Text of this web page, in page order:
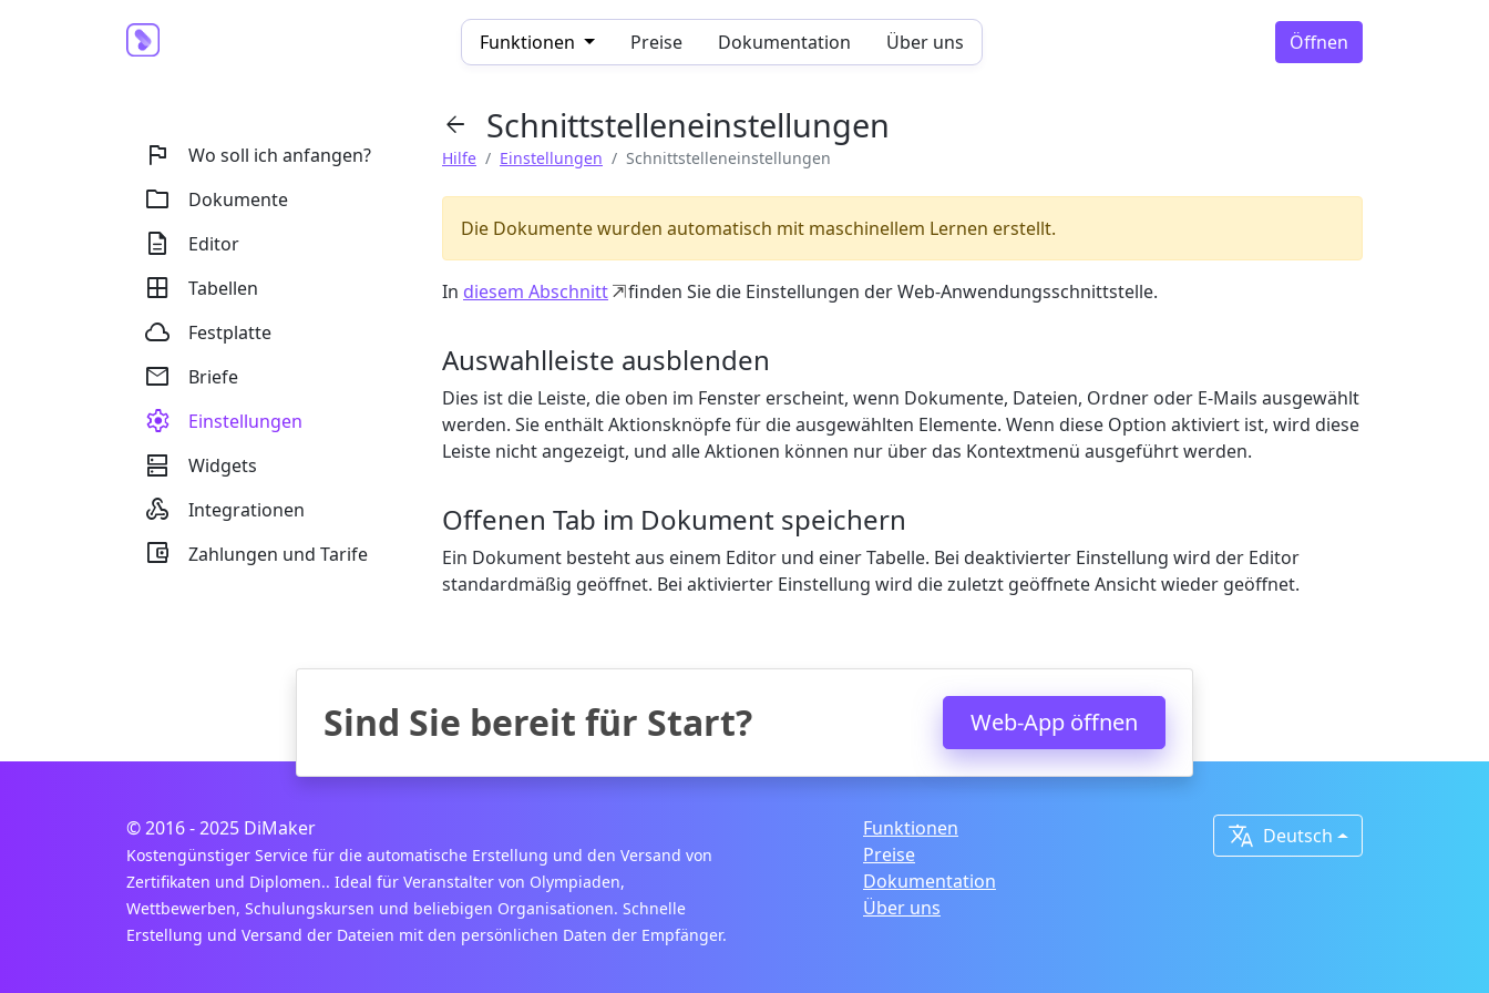
Funktionen Preise Dokumentation Über uns Öffnen
 Wo soll ich anfangen?
 Dokumente
 Editor
 Tabellen
 Festplatte
 Briefe
 Einstellungen
 Widgets
 Integrationen
 Zahlungen und Tarife
 Schnittstelleneinstellungen
Hilfe Einstellungen Schnittstelleneinstellungen
Die Dokumente wurden automatisch mit maschinellem Lernen erstellt.
In diesem Abschnitt finden Sie die Einstellungen der Web-Anwendungsschnittstelle.
Auswahlleiste ausblenden
Dies ist die Leiste, die oben im Fenster erscheint, wenn Dokumente, Dateien, Ordner oder E-Mails ausgewählt
werden. Sie enthält Aktionsknöpfe für die ausgewählten Elemente. Wenn diese Option aktiviert ist, wird diese
Leiste nicht angezeigt, und alle Aktionen können nur über das Kontextmenü ausgeführt werden.
Offenen Tab im Dokument speichern
Ein Dokument besteht aus einem Editor und einer Tabelle. Bei deaktivierter Einstellung wird der Editor
standardmäßig geöffnet. Bei aktivierter Einstellung wird die zuletzt geöffnete Ansicht wieder geöffnet.
Sind Sie bereit für Start? Web-App öffnen
© 2016 - 2025 DiMaker
Kostengünstiger Service für die automatische Erstellung und den Versand von
Zertifikaten und Diplomen.. Ideal für Veranstalter von Olympiaden,
Wettbewerben, Schulungskursen und beliebigen Organisationen. Schnelle
Erstellung und Versand der Dateien mit den persönlichen Daten der Empfänger.
Funktionen
Preise
Dokumentation
Über uns
 Deutsch